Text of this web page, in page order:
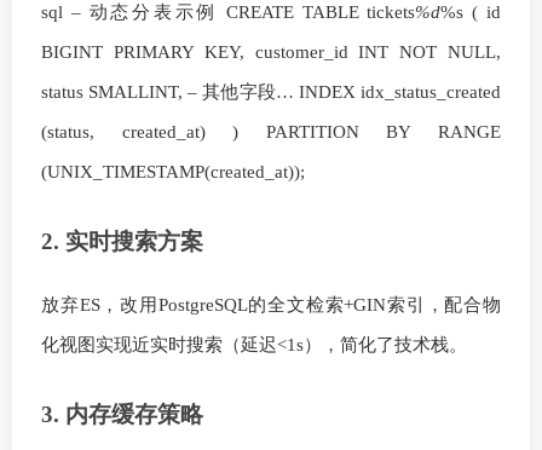
sql – 动态分表示例 CREATE TABLE tickets%d%s ( id
BIGINT PRIMARY KEY, customer_id INT NOT NULL,
status SMALLINT, – 其他字段… INDEX idx_status_created
(status, created_at) ) PARTITION BY RANGE
(UNIX_TIMESTAMP(created_at));
2. 实时搜索方案
放弃ES，改用PostgreSQL的全文检索+GIN索引，配合物
化视图实现近实时搜索（延迟<1s），简化了技术栈。
3. 内存缓存策略